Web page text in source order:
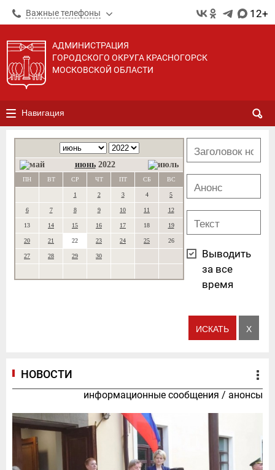
Важные телефоны 12+
АДМИНИСТРАЦИЯ
ГОРОДСКОГО ОКРУГА КРАСНОГОРСК
МОСКОВСКОЙ ОБЛАСТИ
Навигация
июнь 2022
ПН ВТ СР ЧТ ПТ СБ ВС
1 2 3 4 5
6 7 8 9 10 11 12
13 14 15 16 17 18 19
20 21 22 23 24 25 26
27 28 29 30
Выводить
за все
время
НОВОСТИ
информационные сообщения / анонсы